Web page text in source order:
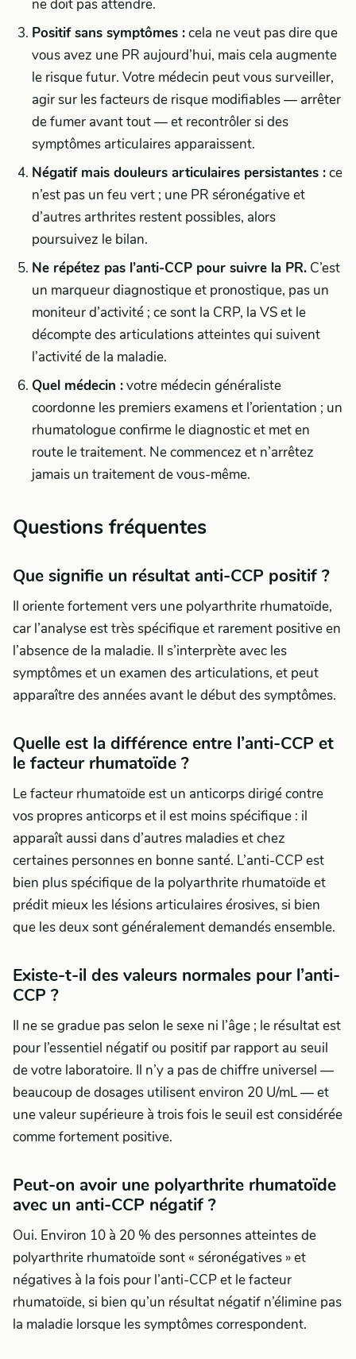
ne doit pas attendre.
Positif sans symptômes :cela ne veut pas dire que
vous avez une PR aujourd’hui, mais cela augmente
le risque futur. Votre médecin peut vous surveiller,
agir sur les facteurs de risque modifiables — arrêter
de fumer avant tout — et recontrôler si des
symptômes articulaires apparaissent.
Négatif mais douleurs articulaires persistantes :ce
n’est pas un feu vert ; une PR séronégative et
d’autres arthrites restent possibles, alors
poursuivez le bilan.
Ne répétez pas l’anti-CCP pour suivre la PR. C’est
un marqueur diagnostique et pronostique, pas un
moniteur d’activité ; ce sont la CRP, la VS et le
décompte des articulations atteintes qui suivent
l’activité de la maladie.
Quel médecin :votre médecin généraliste
coordonne les premiers examens et l’orientation ; un
rhumatologue confirme le diagnostic et met en
route le traitement. Ne commencez et n’arrêtez
jamais un traitement de vous-même.
Questions fréquentes
Que signifie un résultat anti-CCP positif ?
Il oriente fortement vers une polyarthrite rhumatoïde,
car l’analyse est très spécifique et rarement positive en
l’absence de la maladie. Il s’interprète avec les
symptômes et un examen des articulations, et peut
apparaître des années avant le début des symptômes.
Quelle est la différence entre l’anti-CCP et
le facteur rhumatoïde ?
Le facteur rhumatoïde est un anticorps dirigé contre
vos propres anticorps et il est moins spécifique : il
apparaît aussi dans d’autres maladies et chez
certaines personnes en bonne santé. L’anti-CCP est
bien plus spécifique de la polyarthrite rhumatoïde et
prédit mieux les lésions articulaires érosives, si bien
que les deux sont généralement demandés ensemble.
Existe-t-il des valeurs normales pour l’anti-
CCP ?
Il ne se gradue pas selon le sexe ni l’âge ; le résultat est
pour l’essentiel négatif ou positif par rapport au seuil
de votre laboratoire. Il n’y a pas de chiffre universel —
beaucoup de dosages utilisent environ 20 U/mL — et
une valeur supérieure à trois fois le seuil est considérée
comme fortement positive.
Peut-on avoir une polyarthrite rhumatoïde
avec un anti-CCP négatif ?
Oui. Environ 10 à 20 % des personnes atteintes de
polyarthrite rhumatoïde sont « séronégatives » et
négatives à la fois pour l’anti-CCP et le facteur
rhumatoïde, si bien qu’un résultat négatif n’élimine pas
la maladie lorsque les symptômes correspondent.